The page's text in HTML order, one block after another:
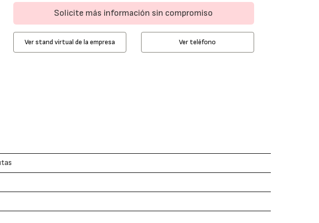
Solicite más información sin compromiso
Ver stand virtual de la empresa Ver teléfono